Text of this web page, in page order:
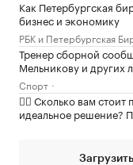
Как Петербургская
бизнес и экономику
РБК и Петербургская
Тренер сборной
Мельникову и других
Спорт
✍🏻 Сколько вам стоит
идеальное решение?